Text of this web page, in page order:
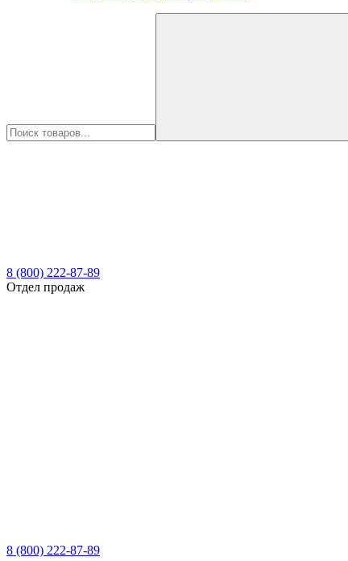
8 (800) 222-87-89
Отдел продаж
8 (800) 222-87-89